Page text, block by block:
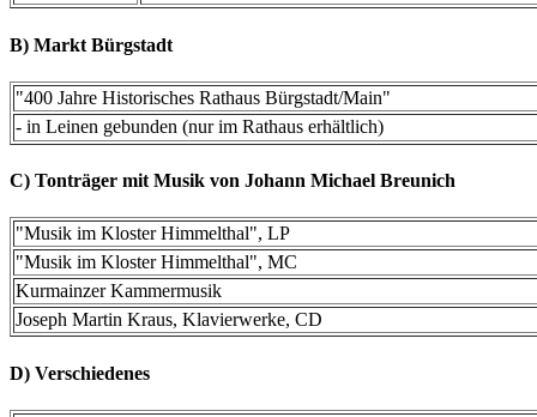
B) Markt Bürgstadt
"400 Jahre Historisches Rathaus Bürgstadt/Main"
- in Leinen gebunden (nur im Rathaus erhältlich)
C) Tonträger mit Musik von Johann Michael Breunich
"Musik im Kloster Himmelthal", LP
"Musik im Kloster Himmelthal", MC
Kurmainzer Kammermusik
Joseph Martin Kraus, Klavierwerke, CD
D) Verschiedenes